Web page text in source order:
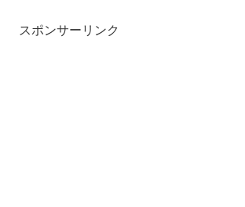
スポンサーリンク